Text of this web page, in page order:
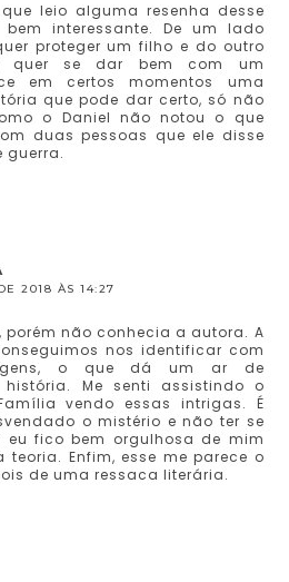
leio alguma resenha desse
interessante. De um lado
proteger um filho e do outro
quer se dar bem com um
em certos momentos uma
que pode dar certo, só não
o Daniel não notou o que
duas pessoas que ele disse
guerra.
2018 ÀS 14:27
porém não conhecia a autora. A
nos identificar com
o que dá um ar de
Me senti assistindo o
vendo essas intrigas. É
o mistério e não ter se
eu fico bem orgulhosa de mim
Enfim, esse me parece o
de uma ressaca literária.